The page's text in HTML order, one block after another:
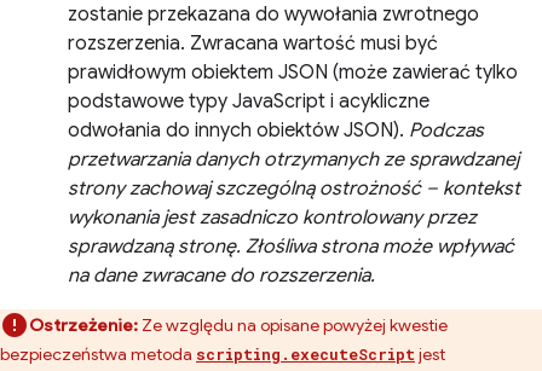
zostanie przekazana do wywołania zwrotnego
rozszerzenia. Zwracana wartość musi być
prawidłowym obiektem JSON (może zawierać tylko
podstawowe typy JavaScript i acykliczne
odwołania do innych obiektów JSON). Podczas
przetwarzania danych otrzymanych ze sprawdzanej
strony zachowaj szczególną ostrożność – kontekst
wykonania jest zasadniczo kontrolowany przez
sprawdzaną stronę. Złośliwa strona może wpływać
na dane zwracane do rozszerzenia.
Ostrzeżenie: Ze względu na opisane powyżej kwestie
bezpieczeństwa metoda scripting.executeScript jest